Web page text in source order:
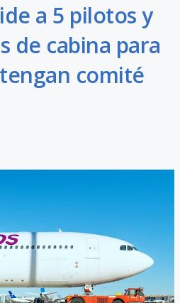
a 5 pilotos y
de cabina para
comité